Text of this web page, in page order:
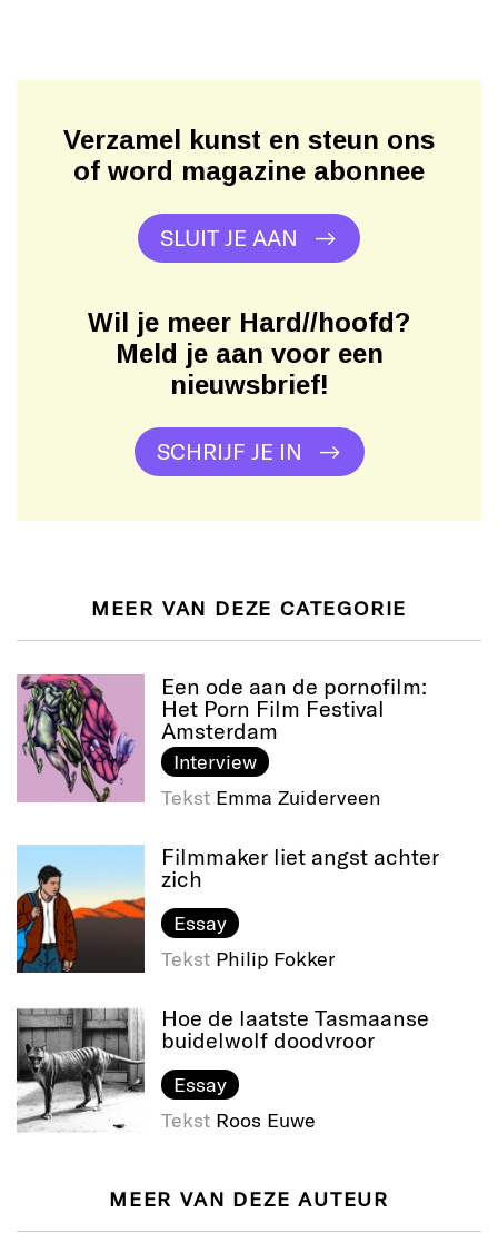
Verzamel kunst en steun ons
of word magazine abonnee
SLUIT JE AAN
Wil je meer Hard//hoofd?
Meld je aan voor een
nieuwsbrief!
SCHRIJF JE IN
MEER VAN DEZE CATEGORIE
Een ode aan de pornofilm:
Het Porn Film Festival
Amsterdam
Interview
Tekst Emma Zuiderveen
Filmmaker liet angst achter
zich
Essay
Tekst Philip Fokker
Hoe de laatste Tasmaanse
buidelwolf doodvroor
Essay
Tekst Roos Euwe
MEER VAN DEZE AUTEUR